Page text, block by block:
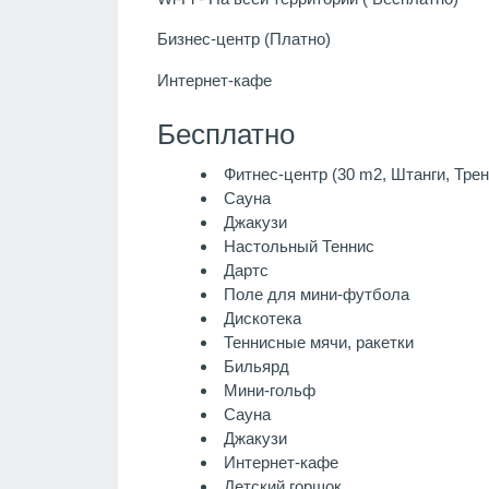
Бизнес-центр (Платно)
Интернет-кафе
Бесплатно
Фитнес-центр (30 m2, Штанги,
Сауна
Джакузи
Настольный Теннис
Дартс
Поле для мини-футбола
Дискотека
Теннисные мячи, ракетки
Бильярд
Мини-гольф
Сауна
Джакузи
Интернет-кафе